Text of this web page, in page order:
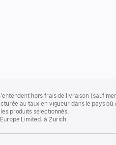
hors frais de livraison (sauf
au taux en vigueur dans le pays où
produits sélectionnés.
Limited, à Zurich.